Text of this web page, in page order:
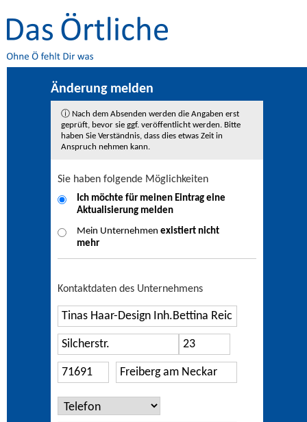
Änderung melden
ⓘ Nach dem Absenden werden die Angaben erst
geprüft, bevor sie ggf. veröffentlicht werden. Bitte
haben Sie Verständnis, dass dies etwas Zeit in
Anspruch nehmen kann.
Sie haben folgende Möglichkeiten
Ich möchte für meinen Eintrag eine
Aktualisierung melden
Mein Unternehmen existiert nicht
mehr
Kontaktdaten des Unternehmens